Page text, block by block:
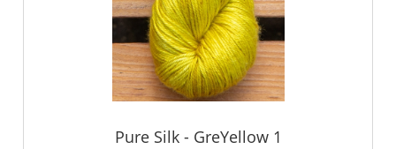
Pure Silk - GreYellow 1